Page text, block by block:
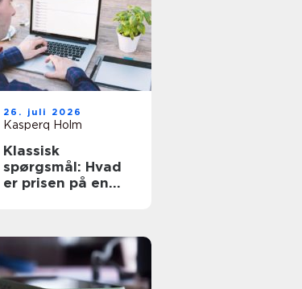
26. juli 2026
Kasperq Holm
Klassisk
spørgsmål: Hvad
er prisen på en